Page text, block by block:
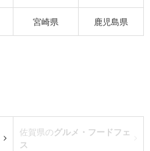
宮崎県 鹿児島県
佐賀県のグルメ・フードフェ
ス